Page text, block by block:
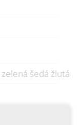
šedá žlutá